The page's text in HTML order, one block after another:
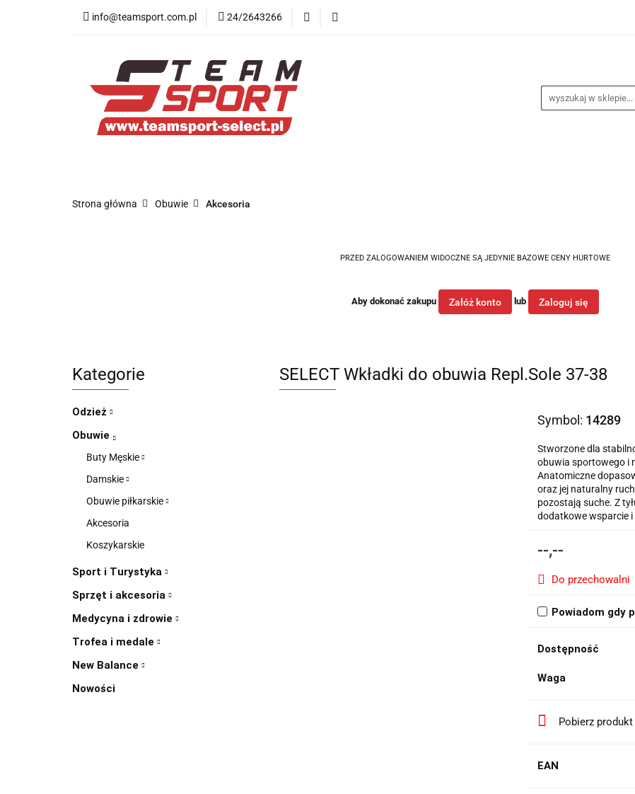
info@teamsport.com.pl 24/2643266
Nowości New Balance
Medycyna sportowa
Strona główna Obuwie Akcesoria
PRZED ZALOGOWANIEM WIDOCZNE SĄ JEDYNIE BAZOWE CENY HURTOWE
Aby dokonać zakupu Załóż konto lub Zaloguj się
Kategorie
Odzież
Obuwie
Buty Męskie
Damskie
Obuwie piłkarskie
Akcesoria
Koszykarskie
Sport i Turystyka
Sprzęt i akcesoria
Medycyna i zdrowie
Trofea i medale
New Balance
Nowości
SELECT Wkładki do obuwia Repl.Sole 37-38
Symbol: 14289
Stworzone dla
obuwia sportowego i
Anatomiczne
oraz jej naturalny
pozostają suche. Z
dodatkowe wsparcie
--,--
Do przechowalni
Powiadom gdy
Dostępność
Waga
Pobierz produkt
EAN